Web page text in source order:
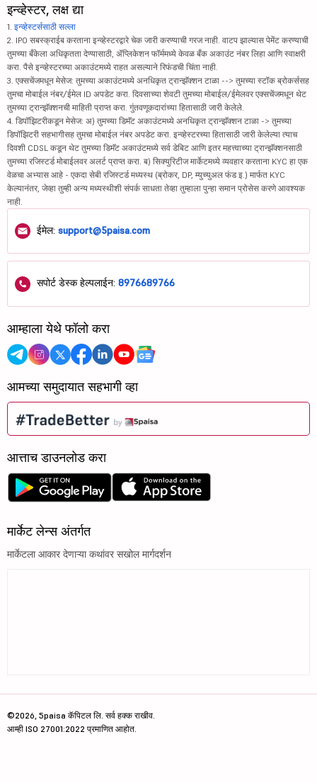
इन्व्हेस्टर, लक्ष द्या
1. इन्व्हेस्टर्ससाठी सल्ला
2. IPO सबस्क्राईब करताना इन्व्हेस्टरद्वारे चेक जारी करण्याची गरज नाही. वाटप झाल्यास पेमेंट करण्याची
तुमच्या बँकेला अधिकृतता देण्यासाठी, ॲप्लिकेशन फॉर्ममध्ये केवळ बँक अकाउंट नंबर लिहा आणि स्वाक्षरी
करा. पैसे इन्व्हेस्टरच्या अकाउंटमध्ये राहत असल्याने रिफंडची चिंता नाही.
3. एक्सचेंजमधून मेसेज: तुमच्या अकाउंटमध्ये अनधिकृत ट्रान्झॅक्शन टाळा --> तुमच्या स्टॉक ब्रोकर्ससह
तुमचा मोबाईल नंबर/ईमेल ID अपडेट करा. दिवसाच्या शेवटी तुमच्या मोबाईल/ईमेलवर एक्सचेंजमधून थेट
तुमच्या ट्रान्झॅक्शनची माहिती प्राप्त करा. गुंतवणूकदारांच्या हितासाठी जारी केलेले.
4. डिपॉझिटरीकडून मेसेज: अ) तुमच्या डिमॅट अकाउंटमध्ये अनधिकृत ट्रान्झॅक्शन टाळा -> तुमच्या
डिपॉझिटरी सहभागीसह तुमचा मोबाईल नंबर अपडेट करा. इन्व्हेस्टरच्या हितासाठी जारी केलेल्या त्याच
दिवशी CDSL कडून थेट तुमच्या डिमॅट अकाउंटमध्ये सर्व डेबिट आणि इतर महत्त्वाच्या ट्रान्झॅक्शनसाठी
तुमच्या रजिस्टर्ड मोबाईलवर अलर्ट प्राप्त करा. ब) सिक्युरिटीज मार्केटमध्ये व्यवहार करताना KYC हा एक
वेळचा अभ्यास आहे - एकदा सेबी रजिस्टर्ड मध्यस्थ (ब्रोकर, DP, म्युच्युअल फंड इ.) मार्फत KYC
केल्यानंतर, जेव्हा तुम्ही अन्य मध्यस्थीशी संपर्क साधता तेव्हा तुम्हाला पुन्हा समान प्रोसेस करणे आवश्यक
नाही.
ईमेल: support@5paisa.com
सपोर्ट डेस्क हेल्पलाईन: 8976689766
आम्हाला येथे फॉलो करा
आमच्या समुदायात सहभागी व्हा
आत्ताच डाउनलोड करा
मार्केट लेन्स अंतर्गत
मार्केटला आकार देणाऱ्या कथांवर सखोल मार्गदर्शन
©2026, 5paisa कॅपिटल लि. सर्व हक्क राखीव.
आम्ही ISO 27001:2022 प्रमाणित आहोत.